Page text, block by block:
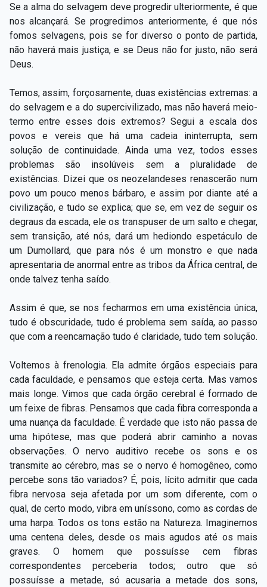
Se a alma do selvagem deve progredir ulteriormente, é que
nos alcançará. Se progredimos anteriormente, é que nós
fomos selvagens, pois se for diverso o ponto de partida,
não haverá mais justiça, e se Deus não for justo, não será
Deus.
Temos, assim, forçosamente, duas existências extremas: a
do selvagem e a do supercivilizado, mas não haverá meio-
termo entre esses dois extremos? Segui a escala dos
povos e vereis que há uma cadeia ininterrupta, sem
solução de continuidade. Ainda uma vez, todos esses
problemas são insolúveis sem a pluralidade de
existências. Dizei que os neozelandeses renascerão num
povo um pouco menos bárbaro, e assim por diante até a
civilização, e tudo se explica; que se, em vez de seguir os
degraus da escada, ele os transpuser de um salto e chegar,
sem transição, até nós, dará um hediondo espetáculo de
um Dumollard, que para nós é um monstro e que nada
apresentaria de anormal entre as tribos da África central, de
onde talvez tenha saído.
Assim é que, se nos fecharmos em uma existência única,
tudo é obscuridade, tudo é problema sem saída, ao passo
que com a reencarnação tudo é claridade, tudo tem solução.
Voltemos à frenologia. Ela admite órgãos especiais para
cada faculdade, e pensamos que esteja certa. Mas vamos
mais longe. Vimos que cada órgão cerebral é formado de
um feixe de fibras. Pensamos que cada fibra corresponda a
uma nuança da faculdade. É verdade que isto não passa de
uma hipótese, mas que poderá abrir caminho a novas
observações. O nervo auditivo recebe os sons e os
transmite ao cérebro, mas se o nervo é homogêneo, como
percebe sons tão variados? É, pois, lícito admitir que cada
fibra nervosa seja afetada por um som diferente, com o
qual, de certo modo, vibra em uníssono, como as cordas de
uma harpa. Todos os tons estão na Natureza. Imaginemos
uma centena deles, desde os mais agudos até os mais
graves. O homem que possuísse cem fibras
correspondentes perceberia todos; outro que só
possuísse a metade, só acusaria a metade dos sons,